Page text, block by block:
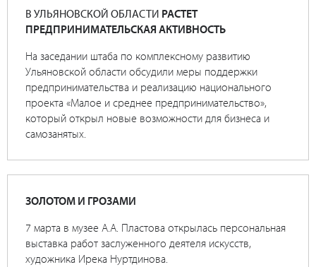
В УЛЬЯНОВСКОЙ ОБЛАСТИ РАСТЕТ
ПРЕДПРИНИМАТЕЛЬСКАЯ АКТИВНОСТЬ
На заседании штаба по комплексному развитию
Ульяновской области обсудили меры поддержки
предпринимательства и реализацию национального
проекта «Малое и среднее предпринимательство»,
который открыл новые возможности для бизнеса и
самозанятых.
ЗОЛОТОМ И ГРОЗАМИ
7 марта в музее А.А. Пластова открылась персональная
выставка работ заслуженного деятеля искусств,
художника Ирека Нуртдинова.